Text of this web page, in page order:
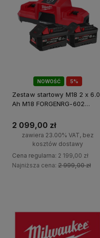
5%
NOWOŚĆ
Zestaw startowy M18 2 x 6.0
Ah M18 FORGENRG-602
2 099,00 zł
zawiera 23.00% VAT, bez
kosztów dostawy
Cena regularna: 2 199,00 zł
Najniższa cena: 2 999,00 zł